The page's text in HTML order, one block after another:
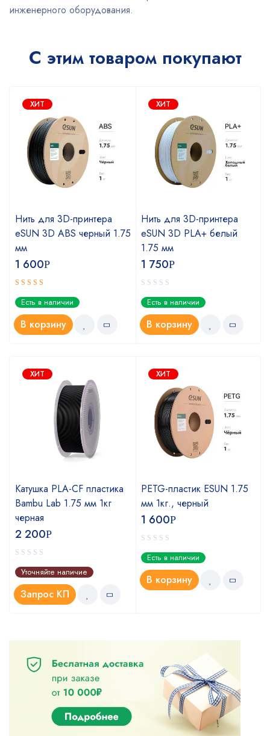
инженерного оборудования.
С этим товаром покупают
ХИТ
Нить для 3D-принтера
eSUN 3D ABS черный 1.75
мм
1 600Р
Оценка
5.00из 5
Есть в наличии
В корзину
ХИТ
Нить для 3D-принтера
eSUN 3D PLA+ белый
1.75 мм
1 750Р
Есть в наличии
В корзину
ХИТ
Катушка PLA-CF пластика
Bambu Lab 1.75 мм 1кг
черная
2 200Р
Уточняйте наличие
Запрос КП
ХИТ
PETG-пластик ESUN 1.75
мм 1кг., черный
1 600Р
Есть в наличии
В корзину